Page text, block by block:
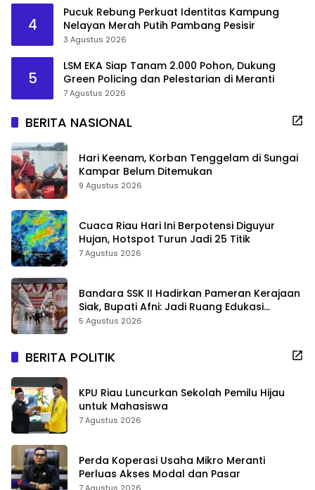
4
Pucuk Rebung Perkuat Identitas Kampung
Nelayan Merah Putih Pambang Pesisir
3 Agustus 2026
5
LSM EKA Siap Tanam 2.000 Pohon, Dukung
Green Policing dan Pelestarian di Meranti
7 Agustus 2026
BERITA NASIONAL
Hari Keenam, Korban Tenggelam di Sungai
Kampar Belum Ditemukan
9 Agustus 2026
Cuaca Riau Hari Ini Berpotensi Diguyur
Hujan, Hotspot Turun Jadi 25 Titik
7 Agustus 2026
Bandara SSK II Hadirkan Pameran Kerajaan
Siak, Bupati Afni: Jadi Ruang Edukasi
Sejarah Riau
5 Agustus 2026
BERITA POLITIK
KPU Riau Luncurkan Sekolah Pemilu Hijau
untuk Mahasiswa
7 Agustus 2026
Perda Koperasi Usaha Mikro Meranti
Perluas Akses Modal dan Pasar
7 Agustus 2026